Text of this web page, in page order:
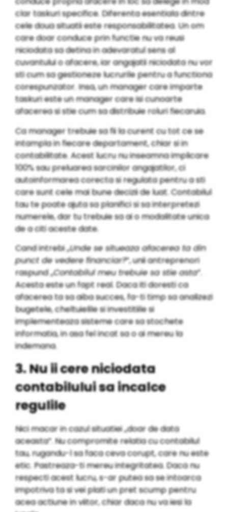
clar taskuri specifice. Diferenta esentiala dintre
cele doua situatii este responsabilitatea. Un om
care doar conduce prin functie nu va reusi
niciodata sa detina in adevaratul sens al
cuvantului o afacere, iar angajatii niciodata nu vor
sti cum sa gestioneze lucrurile pentru a functiona
corespunzator. Insa, un manager care imparte
taskuri este un manager care isi cunoarte
afacerea si stie cum sa distribuie roluri fiecaruia.
Ca manager trebuie sa fii la curent cu tot ce se
intampla in fiecare departament, chiar si in
contabilitate. Acest lucru nu inseamna implicare
100% sau preluarea sarcinilor angajatilor, ci
autoinformarea corecta si regulata pentru a sti
care sunt cele mai bune decizii de luat. Contabilul
tau te poate ajuta sa planifici si sa interpretezi
numerele, dar tu trebuie sa ai o modalitate unica
de a citi aceste date.
Cand intrebi ,,Unde se situeaza afacerea ta din
punct de vedere financiar?”, unii antreprenori
raspund ,,Contabilul meu trebuie sa stie asta”.
Acesta este un fapt real. Daca iti doresti ca
afacerea ta sa aiba succes, fa-ti timp sa analizezi
bugetele, cheltuielile si investitiile si
implementeaza sisteme care sa stochete
informatia, in asa fel incat sa o ai mereu la
indemana.
3. Nu ii cere niciodata
contabilului sa incalce
regulile
Nici macar in cazul situatiei ,,doar de data
aceasta”. Nu compromite relatia cu contabilul
tau, rugandu-l sa faca ceva corupt, care nu este
etic. Pastreaza-ti mereu integritatea. Daca nu
respecti acest lucru, s-ar putea sa se intoarca
impotriva ta si vei plati un pret scump pentru
acea actiune in viitor, chiar daca nu va iesi la